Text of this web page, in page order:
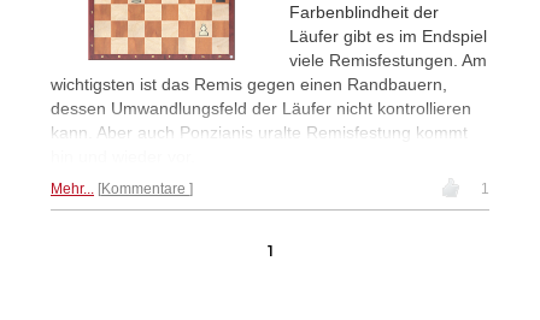
Farbenblindheit der
Läufer gibt es im Endspiel
viele Remisfestungen. Am
wichtigsten ist das Remis gegen einen Randbauern,
dessen Umwandlungsfeld der Läufer nicht kontrollieren
kann. Aber auch Ponzianis uralte Remisfestung kommt
Mehr... Kommentare 1
1